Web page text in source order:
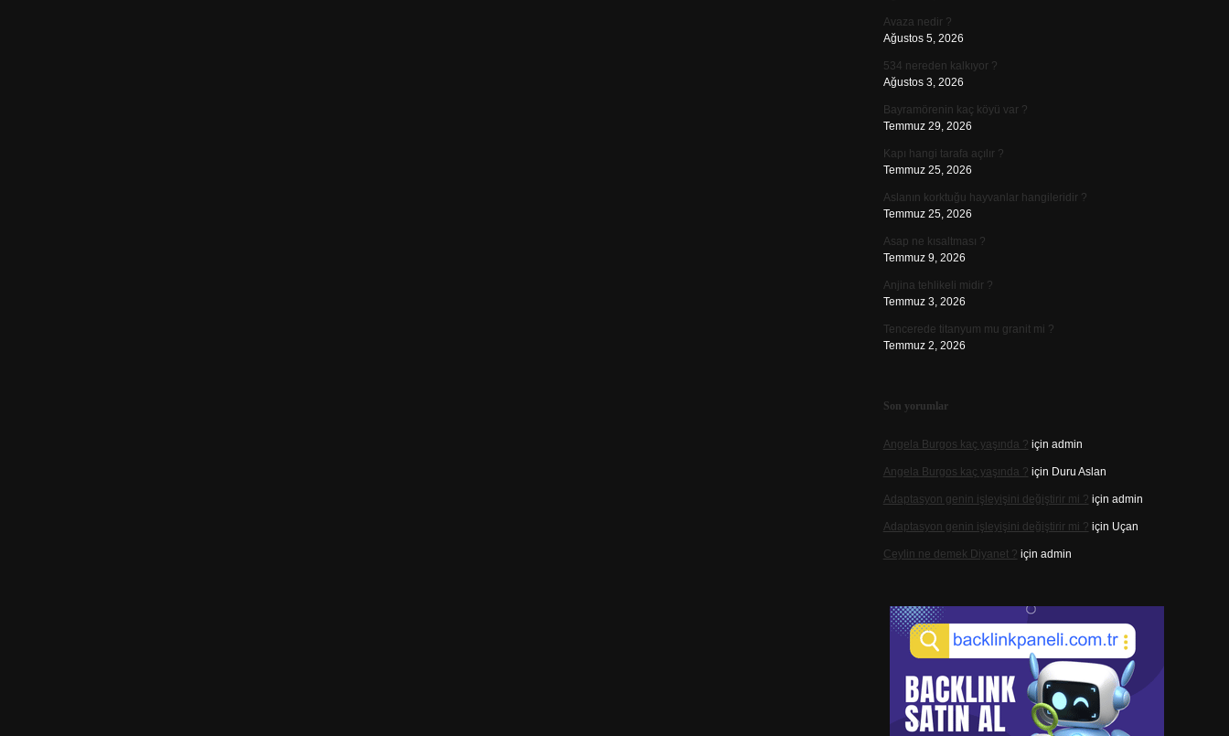
Avaza nedir ?
Ağustos 5, 2026
534 nereden kalkıyor ?
Ağustos 3, 2026
Bayramörenin kaç köyü var ?
Temmuz 29, 2026
Kapı hangi tarafa açılır ?
Temmuz 25, 2026
Aslanın korktuğu hayvanlar hangileridir ?
Temmuz 25, 2026
Asap ne kısaltması ?
Temmuz 9, 2026
Anjina tehlikeli midir ?
Temmuz 3, 2026
Tencerede titanyum mu granit mi ?
Temmuz 2, 2026
Son yorumlar
Angela Burgos kaç yaşında ? için admin
Angela Burgos kaç yaşında ? için Duru Aslan
Adaptasyon genin işleyişini değiştirir mi ? için admin
Adaptasyon genin işleyişini değiştirir mi ? için Uçan
Ceylin ne demek Diyanet ? için admin